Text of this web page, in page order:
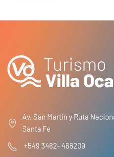
Av. San Martin y Ruta
Santa Fe
+549 3482- 466209